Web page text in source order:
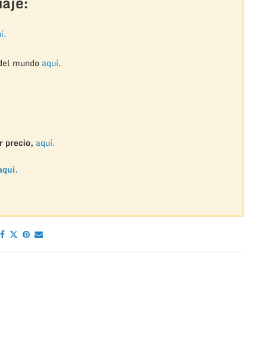
mundo aquí.
precio, aquí.